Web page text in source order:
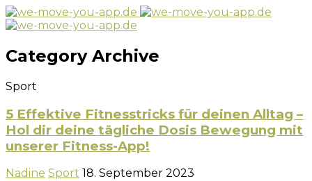
Category Archive
Sport
5 Effektive Fitnesstricks für deinen Alltag –
Hol dir deine tägliche Dosis Bewegung mit
unserer Fitness-App!
Nadine Sport 18. September 2023